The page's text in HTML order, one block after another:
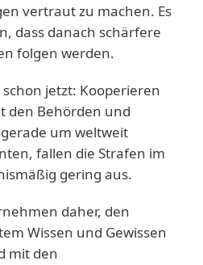
vertraut zu machen. Es
dass danach schärfere
folgen werden.
schon jetzt: Kooperieren
den Behörden und
um weltweit
fallen die Strafen im
gering aus.
daher, den
Wissen und Gewissen
mit den